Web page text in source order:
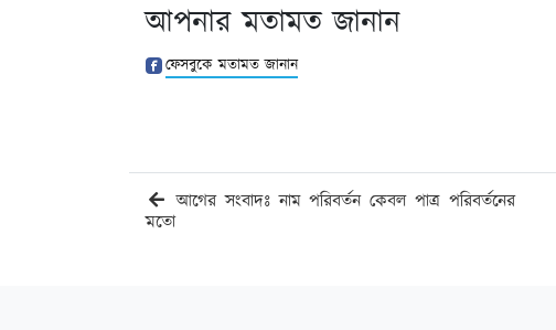
আপনার মতামত জানান
ফেসবুকে মতামত জানান
আগের সংবাদঃ নাম পরিবর্তন কেবল পাত্র পরিবর্তনের
মতো